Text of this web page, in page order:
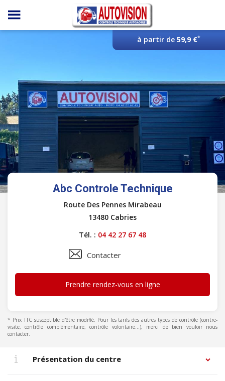
Panneau de gestion des cookies
à partir de 59,9 €*
Abc Controle Technique
Route Des Pennes Mirabeau
13480 Cabries
Tél. : 04 42 27 67 48
Contacter
Prendre rendez-vous en ligne
* Prix TTC susceptible d'être modifié. Pour les tarifs des autres types de contrôle (contre-
visite, contrôle complémentaire, contrôle volontaire...), merci de bien vouloir nous
contacter.
Présentation du centre